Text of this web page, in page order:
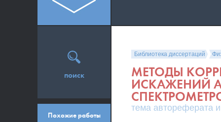
Библиотека диссертаций
МЕТОДЫ
ИСКАЖЕНИЙ
тема автореферата
поиск
Похожие работы